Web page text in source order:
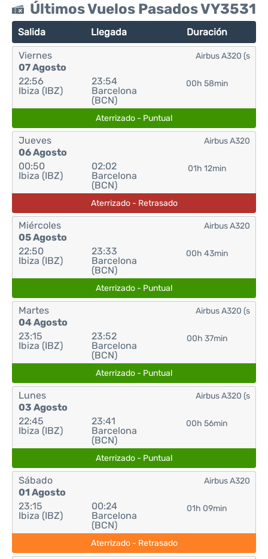
Últimos Vuelos Pasados VY3531
Salida Llegada Duración
Viernes
07 Agosto
22:56
Ibiza (IBZ)
23:54
Barcelona
(BCN)
00h 58min
Airbus A320 (s
Aterrizado - Puntual
Jueves
06 Agosto
00:50
Ibiza (IBZ)
02:02
Barcelona
(BCN)
01h 12min
Airbus A320
Aterrizado - Retrasado
Miércoles
05 Agosto
22:50
Ibiza (IBZ)
23:33
Barcelona
(BCN)
00h 43min
Airbus A320
Aterrizado - Puntual
Martes
04 Agosto
23:15
Ibiza (IBZ)
23:52
Barcelona
(BCN)
00h 37min
Airbus A320 (s
Aterrizado - Puntual
Lunes
03 Agosto
22:45
Ibiza (IBZ)
23:41
Barcelona
(BCN)
00h 56min
Airbus A320 (s
Aterrizado - Puntual
Sábado
01 Agosto
23:15
Ibiza (IBZ)
00:24
Barcelona
(BCN)
01h 09min
Airbus A320
Aterrizado - Retrasado